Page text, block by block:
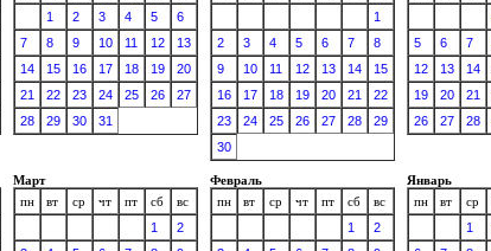
1
2 3 4 5
6
7
8 9 10 11 12
13
14
15 16 17 18 19
20
21
22 23 24 25 26
27
28
29 30 31
1
2
3 4 5 6 7
8
9
10 11 12 13 14
15
16
17 18 19 20 21
22
23
24 25 26 27 28
29
30
5
6 7
12
13 14
19
20 21
26
27 28
Март
пн
вт ср чт пт сб
вс
1
2
Февраль
пн
вт ср чт пт сб
вс
1
2
Январь
пн
вт ср
1